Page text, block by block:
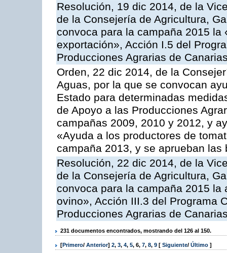
Resolución, 19 dic 2014, de la
de la Consejería de Agricultura,
convoca para la campaña 2015
exportación», Acción I.5 del
Producciones Agrarias de
Orden, 22 dic 2014, de la
Aguas, por la que se convocan
Estado para determinadas
de Apoyo a las Producciones
campañas 2009, 2010 y 2012, y
«Ayuda a los productores de
campaña 2013, y se aprueban
Resolución, 22 dic 2014, de la
de la Consejería de Agricultura,
convoca para la campaña 2015
ovino», Acción III.3 del Programa
Producciones Agrarias de
231 documentos encontrados, mostrando del 126 al 150.
[Primero/ Anterior] 2, 3, 4, 5, 6, 7, 8, 9 [ Siguiente/ Último ]